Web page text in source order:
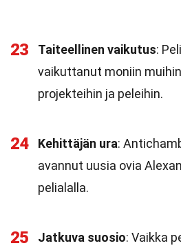
23 Taiteellinen vaikutus:
vaikuttanut moniin
projekteihin ja peleihin.
24 Kehittäjän ura:
avannut uusia ovia
pelialalla.
25 Jatkuva suosio: Vaikka